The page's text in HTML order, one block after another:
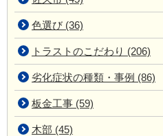
色選び (36)
トラストのこだわり (206)
劣化症状の種類・事例 (86)
板金工事 (59)
木部 (45)